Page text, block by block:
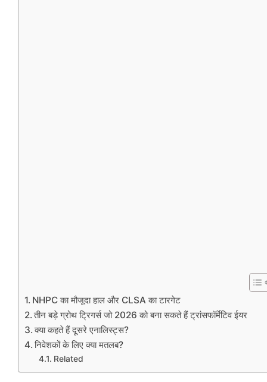
NHPC का मौजूदा हाल और CLSA का टारगेट
तीन बड़े ग्रोथ ट्रिगर्स जो 2026 को बना सकते हैं ट्रांसफॉर्मेटिव ईयर
क्या कहते हैं दूसरे एनालिस्ट्स?
निवेशकों के लिए क्या मतलब?
Related